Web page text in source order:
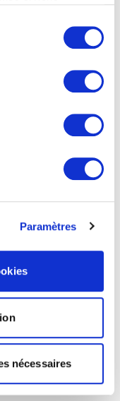
Paramètres
nécessaires